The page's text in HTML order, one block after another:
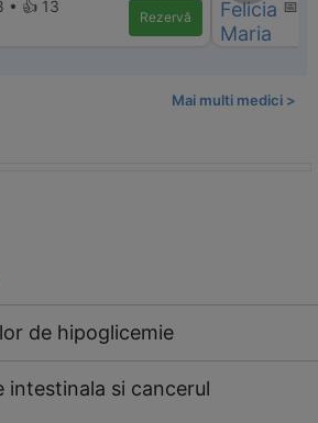
• 👍 13
Rezervă
📅
Mai multi medici >
de hipoglicemie
intestinala si cancerul